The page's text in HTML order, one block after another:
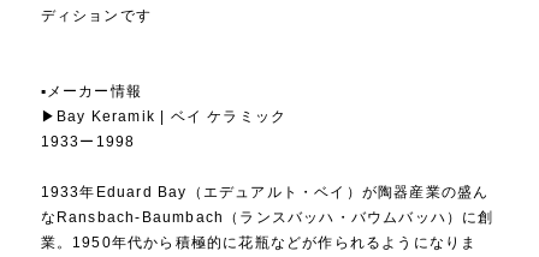
ディションです
▪️メーカー情報
▶︎Bay Keramik | ベイ ケラミック
1933ー1998
1933年Eduard Bay（エデュアルト・ベイ）が陶器産業の盛ん
なRansbach-Baumbach（ランスバッハ・バウムバッハ）に創
業。1950年代から積極的に花瓶などが作られるようになりま